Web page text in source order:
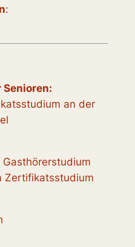
:
an der
Zertifikatsstudium